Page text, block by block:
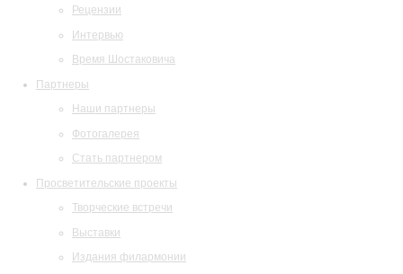
Рецензии
Интервью
Время Шостаковича
Партнеры
Наши партнеры
Фотогалерея
Стать партнером
Просветительские проекты
Творческие встречи
Выставки
Издания филармонии